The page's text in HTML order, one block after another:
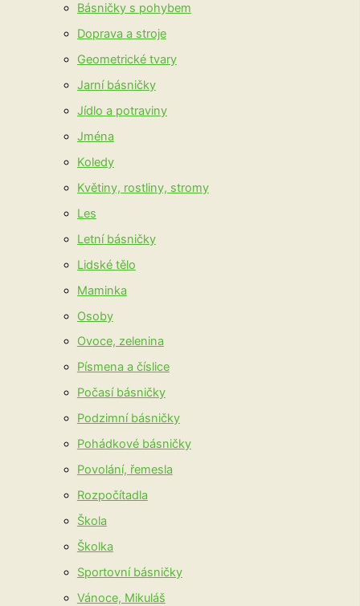
Básničky s pohybem
Doprava a stroje
Geometrické tvary
Jarní básničky
Jídlo a potraviny
Jména
Koledy
Květiny, rostliny, stromy
Les
Letní básničky
Lidské tělo
Maminka
Osoby
Ovoce, zelenina
Písmena a číslice
Počasí básničky
Podzimní básničky
Pohádkové básničky
Povolání, řemesla
Rozpočítadla
Škola
Školka
Sportovní básničky
Vánoce, Mikuláš